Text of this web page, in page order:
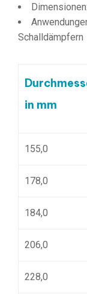
Schalldämpfern
in mm
155,0
178,0
184,0
206,0
228,0